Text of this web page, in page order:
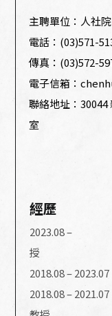
主聘單位：人社
電話：(03)571-
傳真：(03)572-
電子信箱：
聯絡地址：30044
室
經歷
2023.08 – 清
授
2018.08 –
2018.08 –